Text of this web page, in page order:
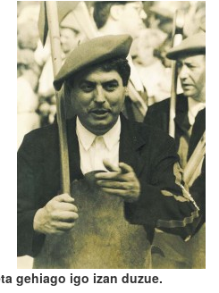
gehiago igo izan duzue.